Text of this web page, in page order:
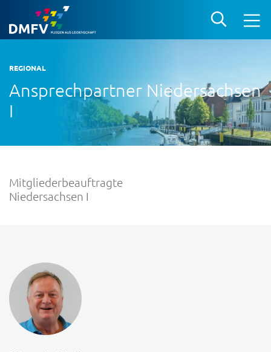
REGIONAL
Ansprechpartner Niedersachsen
I
Mitgliederbeauftragte
Niedersachsen I